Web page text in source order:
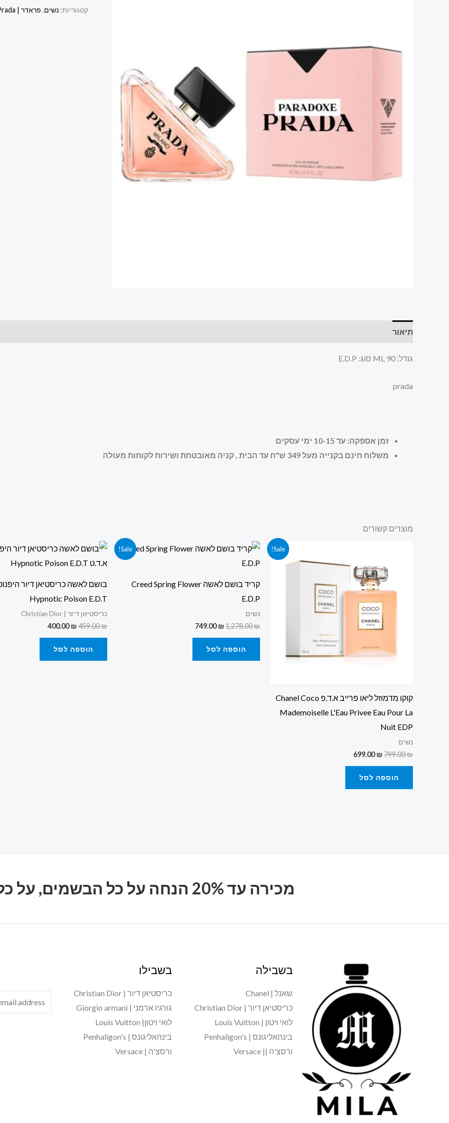
קטגוריות: נשים, פראדר | Prada
תיאור
גודל: 90 ML סוג: E.D.P
prada
זמן אספקה: עד 10-15 ימי עסקים
משלוח חינם בקנייה מעל 349 ש"ח עד הבית , קניה מאובטחת ושירות לקוחות מעולה
מוצרים קשורים
Sale!
קוקו מדמוזל ליאו פרייב א.ד.פ Chanel Coco
Mademoiselle L'Eau Privee Eau Pour La
Nuit EDP
נשים
799.00₪
799.00 ₪.
699.00₪
הוא:
699.00 ₪.
הוספה לסל
Sale!
קריד בושם לאשה Creed Spring Flower
E.D.P
נשים
1,278.00₪
המחיר
המקורי
749.00₪
המחיר
הנוכחי
הוספה לסל
בושם לאשה כריסטיאן דיור
Hypnotic Poison E.D.T
כריסטיאן דיור | Christian Dior
459.00₪
המחיר
המקורי
היה:
400.00₪
המחיר
הנוכחי
הוא:
הוספה לסל
מכירה עד 20% הנחה על כל הבשמים, על כל המותגים
בשבילה
שאנל | Chanel
כריסטיאן דיור | Christian Dior
לואי ויטון | Louis Vuitton
בינהאליגונס | Penhaligon's
ורסצ'ה || Versace
בשבילו
כריסטיאן דיור | Christian Dior
גורגיו ארמני | Giorgio armani
לואי ויטון| Louis Vuitton
בינהאליגונס | Penhaligon's
ורסצ'ה | Versace
m